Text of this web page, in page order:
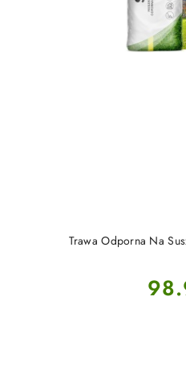
Trawa Odporna Na
Cena: